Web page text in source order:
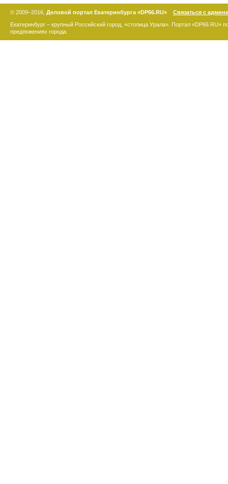
© 2009–2016, Деловой портал Екатеринбурга «DP66.RU»
Связаться с
Екатеринбург – крупный Российский город, «столица Урала». Портал «DP66.RU»
предложениях города.